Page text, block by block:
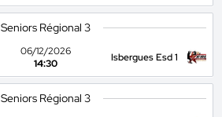
Seniors Régional 3
06/12/2026
14:30
Isbergues Esd 1
Seniors Régional 3